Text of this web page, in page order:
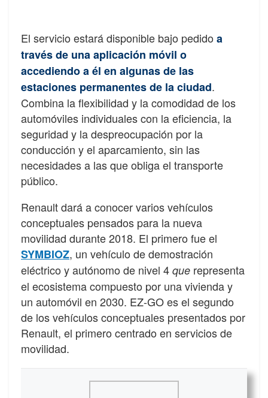
El servicio estará disponible bajo pedido a
través de una aplicación móvil o
accediendo a él en algunas de las
estaciones permanentes de la ciudad.
Combina la flexibilidad y la comodidad de los
automóviles individuales con la eficiencia, la
seguridad y la despreocupación por la
conducción y el aparcamiento, sin las
necesidades a las que obliga el transporte
público.
Renault dará a conocer varios vehículos
conceptuales pensados para la nueva
movilidad durante 2018. El primero fue el
SYMBIOZ, un vehículo de demostración
eléctrico y autónomo de nivel 4 que representa
el ecosistema compuesto por una vivienda y
un automóvil en 2030. EZ-GO es el segundo
de los vehículos conceptuales presentados por
Renault, el primero centrado en servicios de
movilidad.